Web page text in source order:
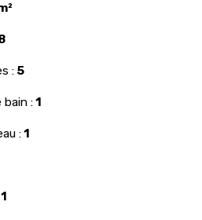
: 5
bain :1
:1
1